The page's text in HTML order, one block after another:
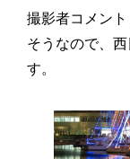
撮影者コメン
そうなので、
す。